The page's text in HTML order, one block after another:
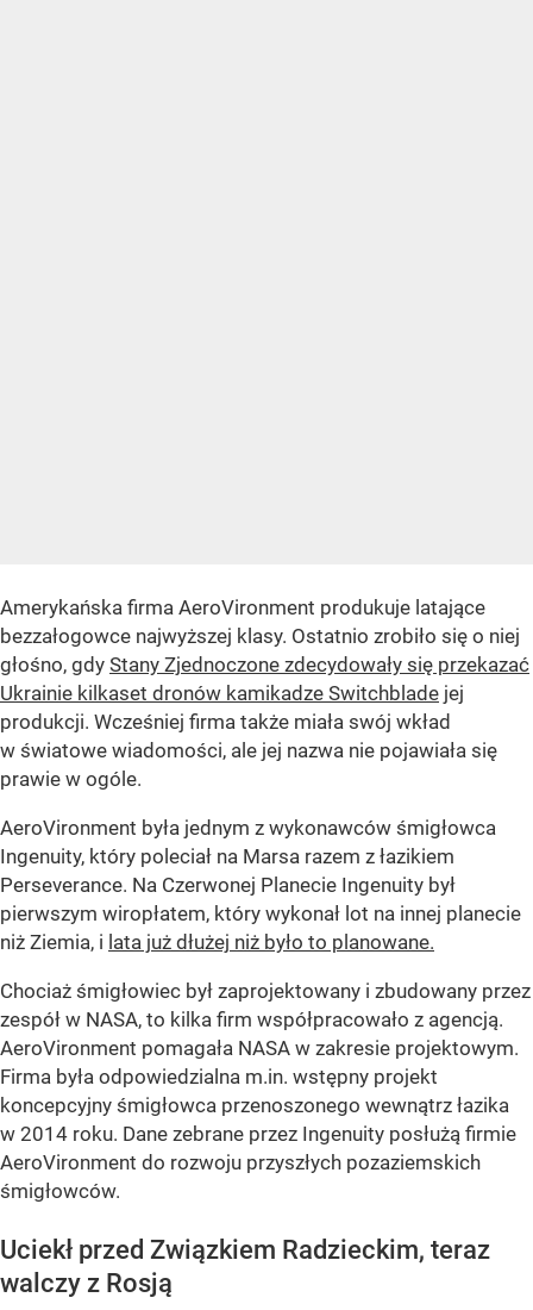
Amerykańska firma AeroVironment produkuje latające
bezzałogowce najwyższej klasy. Ostatnio zrobiło się o niej
głośno, gdy Stany Zjednoczone zdecydowały się przekazać
Ukrainie kilkaset dronów kamikadze Switchblade jej
produkcji. Wcześniej firma także miała swój wkład
w światowe wiadomości, ale jej nazwa nie pojawiała się
prawie w ogóle.
AeroVironment była jednym z wykonawców śmigłowca
Ingenuity, który poleciał na Marsa razem z łazikiem
Perseverance. Na Czerwonej Planecie Ingenuity był
pierwszym wiropłatem, który wykonał lot na innej planecie
niż Ziemia, i lata już dłużej niż było to planowane.
Chociaż śmigłowiec był zaprojektowany i zbudowany przez
zespół w NASA, to kilka firm współpracowało z agencją.
AeroVironment pomagała NASA w zakresie projektowym.
Firma była odpowiedzialna m.in. wstępny projekt
koncepcyjny śmigłowca przenoszonego wewnątrz łazika
w 2014 roku. Dane zebrane przez Ingenuity posłużą firmie
AeroVironment do rozwoju przyszłych pozaziemskich
śmigłowców.
Uciekł przed Związkiem Radzieckim, teraz
walczy z Rosją